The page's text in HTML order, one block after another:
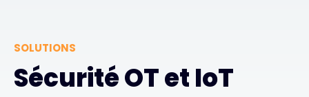
Portail des partenaires
SOLUTIONS
Sécurité OT et IoT